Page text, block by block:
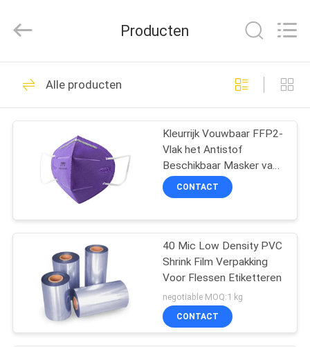
HUIS
PRODUCTEN
ONGEVEER
FABRIEKSREIS
KWALITEITSCONTROLE
CONTACTEER
ONS
PRODUCTS
CO.,LTD(WUHAN
Rights
beschikbare
medische toga's
47
Beschikbare
Beschermende Toga
57
Producten
Alle producten
Kleurrijk Vouwbaar FFP2-
Vlak het Antistof
Beschikbaar Masker van
Masker Verticaal Vouwen
CONTACT
40 Mic Low Density PVC
Shrink Film Verpakking
Voor Flessen Etiketteren
negotiable MOQ:1 kg
CONTACT